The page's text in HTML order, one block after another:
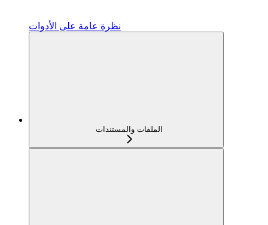
نظرة عامة على الأدوات
الملفات والمستندات